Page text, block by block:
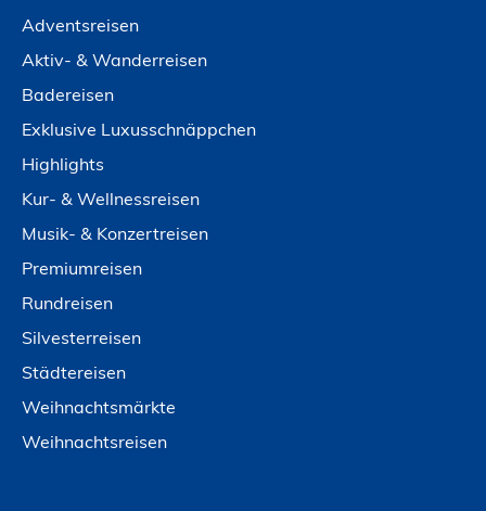
Adventsreisen
Aktiv- & Wanderreisen
Badereisen
Exklusive Luxusschnäppchen
Highlights
Kur- & Wellnessreisen
Musik- & Konzertreisen
Premiumreisen
Rundreisen
Silvesterreisen
Städtereisen
Weihnachtsmärkte
Weihnachtsreisen